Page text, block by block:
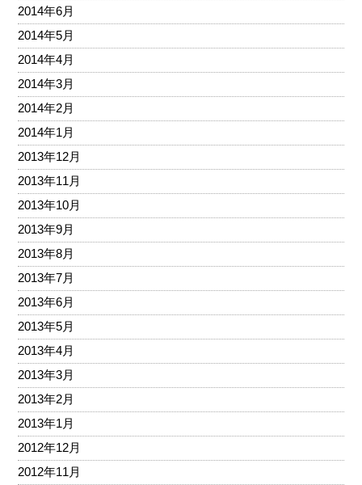
2014年6月
2014年5月
2014年4月
2014年3月
2014年2月
2014年1月
2013年12月
2013年11月
2013年10月
2013年9月
2013年8月
2013年7月
2013年6月
2013年5月
2013年4月
2013年3月
2013年2月
2013年1月
2012年12月
2012年11月